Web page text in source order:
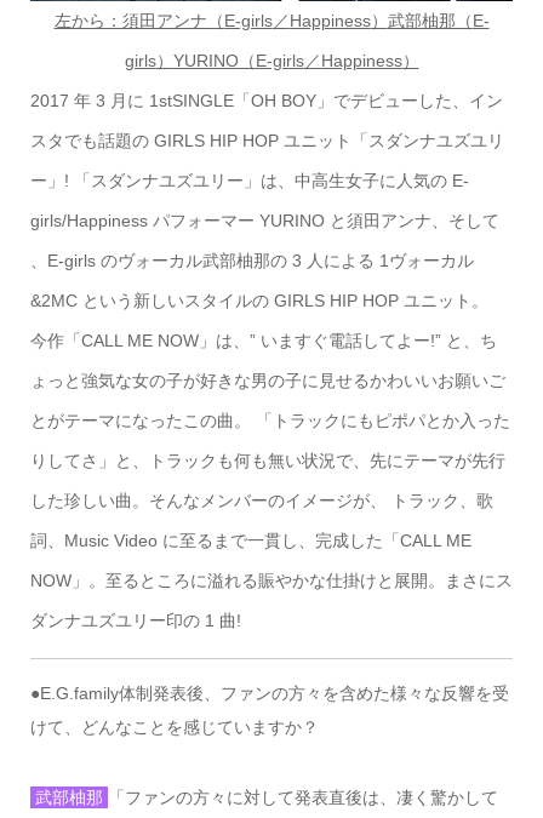
左から：須田アンナ（E-girls／Happiness） 武部柚那（E-
girls） YURINO（E-girls／Happiness）
2017 年 3 月に 1stSINGLE「OH BOY」でデビューした、イン
スタでも話題の GIRLS HIP HOP ユニット「スダンナユズユリ
ー」! 「スダンナユズユリー」は、中高生女子に人気の E-
girls/Happiness パフォーマー YURINO と須田アンナ、そして
、E-girls のヴォーカル武部柚那の 3 人による 1ヴォーカル
&2MC という新しいスタイルの GIRLS HIP HOP ユニット。
今作「CALL ME NOW」は、” いますぐ電話してよー!” と、ち
ょっと強気な女の子が好きな男の子に見せるかわいいお願いご
とがテーマになったこの曲。 「トラックにもピポパとか入った
りしてさ」と、トラックも何も無い状況で、先にテーマが先行
した珍しい曲。そんなメンバーのイメージが、 トラック、歌
詞、Music Video に至るまで一貫し、完成した「CALL ME
NOW」。至るところに溢れる賑やかな仕掛けと展開。まさにス
ダンナユズユリー印の 1 曲!
●E.G.family体制発表後、ファンの方々を含めた様々な反響を受
けて、どんなことを感じていますか？
武部柚那
「ファンの方々に対して発表直後は、凄く驚かして